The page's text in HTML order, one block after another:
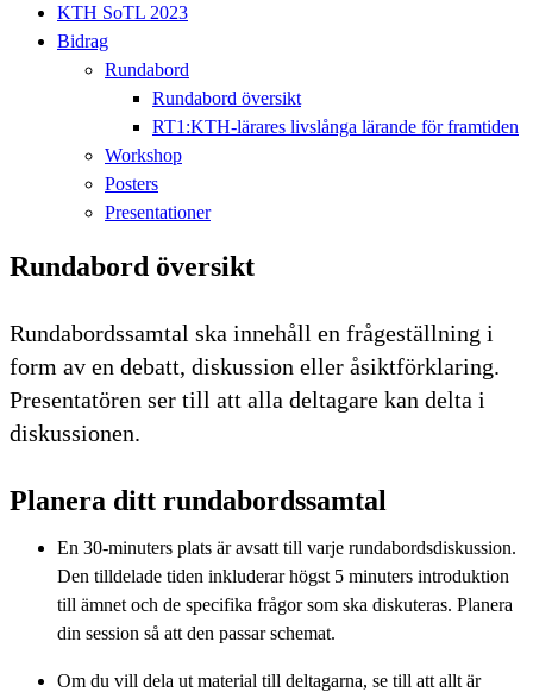
KTH SoTL 2023
Bidrag
Rundabord
Rundabord översikt
RT1:KTH-lärares livslånga lärande för framtiden
Workshop
Posters
Presentationer
Rundabord översikt
Rundabordssamtal ska innehåll en frågeställning i
form av en debatt, diskussion eller åsiktförklaring.
Presentatören ser till att alla deltagare kan delta i
diskussionen.
Planera ditt rundabordssamtal
En 30-minuters plats är avsatt till varje rundabordsdiskussion.
Den tilldelade tiden inkluderar högst 5 minuters introduktion
till ämnet och de specifika frågor som ska diskuteras. Planera
din session så att den passar schemat.
Om du vill dela ut material till deltagarna, se till att allt är